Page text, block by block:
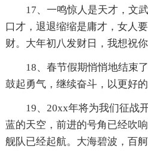
17、一鸣惊人是天才，文
口才，退退缩缩是庸才，女人
财。大年初八发财日，我想祝你
18、春节假期悄悄地结束
鼓起勇气，继续奋斗，以更好
19、20xx年将为我们征战
蓝的天空，前进的号角已经吹
舰队已经起航。大海碧波，百